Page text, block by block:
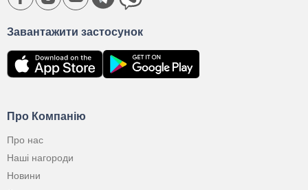
Про Компанію
Про нас
Наші нагороди
Новини
Завантажити застосунок